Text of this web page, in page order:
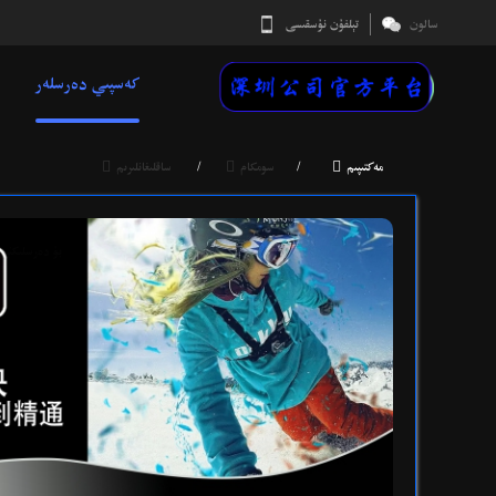
تېلفۇن نۇسقىسى سالون
كەسپىي دەرسلەر
 /  سومكام /  مەكتىپىم
بۇ دەرسلىكنى سېتىۋالدى